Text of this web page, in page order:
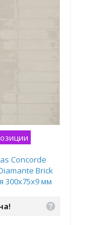
Concorde
Brick
300х75х9 мм